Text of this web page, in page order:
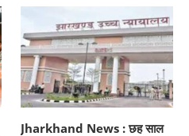
Jharkhand News : छह साल